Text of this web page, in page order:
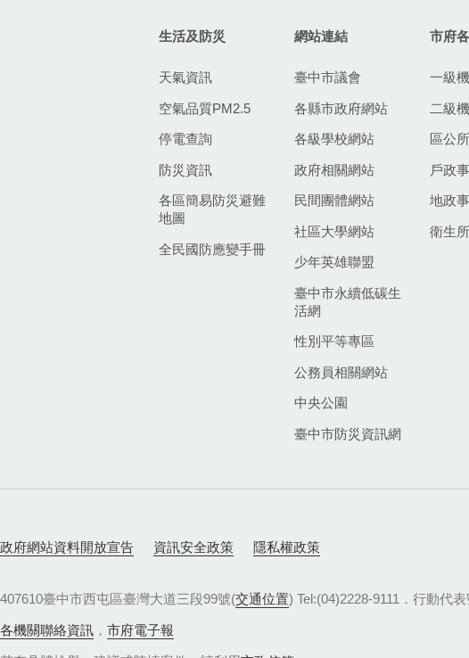
生活及防災
天氣資訊
空氣品質PM2.5
停電查詢
防災資訊
各區簡易防災避難
地圖
全民國防應變手冊
網站連結
臺中市議會
各縣市政府網站
各級學校網站
政府相關網站
民間團體網站
社區大學網站
少年英雄聯盟
臺中市永續低碳生
活網
性別平等專區
公務員相關網站
中央公園
臺中市防災資訊網
市府
一級
二級
區公所
戶政
地政
衛生所
政府網站資料開放宣告 資訊安全政策 隱私權政策
407610臺中市西屯區臺灣大道三段99號(交通位置) Tel:(04)2228-9111．行動代
各機關聯絡資訊 ， 市府電子報